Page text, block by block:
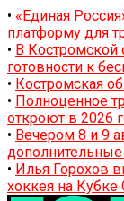
• «Единая
платформу для
• В
готовности к
• Костромская
• Полноценное
откроют в 2026
• Вечером 8 и 9
• Илья Горохов
хоккея на Кубке